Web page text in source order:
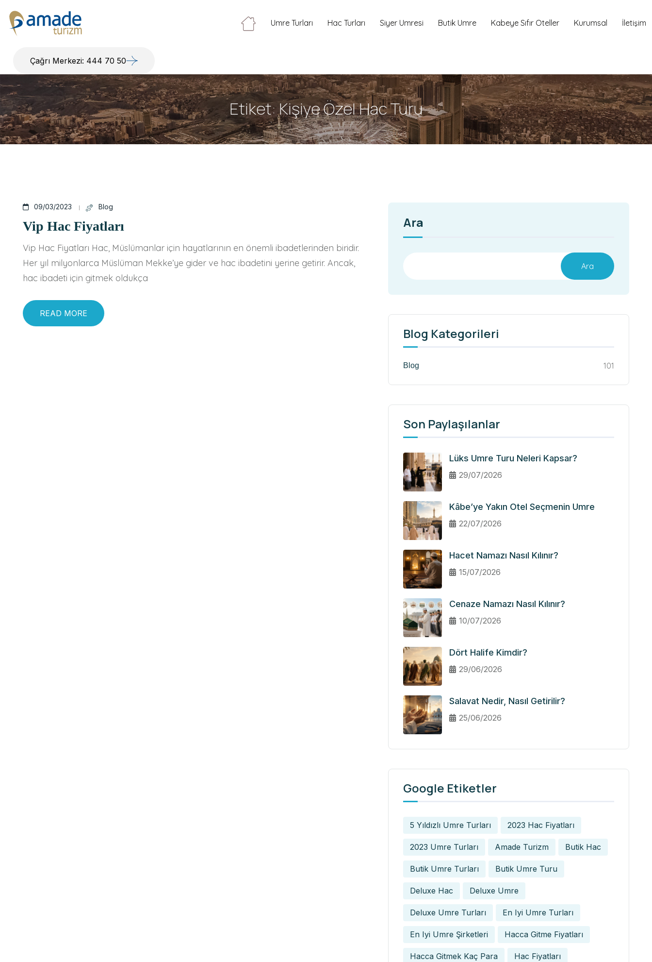
Umre Turları Hac Turları Siyer Umresi Butik Umre Kabeye Sıfır Oteller Kurumsal İletişim
Çağrı Merkezi: 444 70 50
Etiket:Kişiye Özel Hac Turu
09/03/2023 Blog
Vip Hac Fiyatları
Vip Hac Fiyatları Hac, Müslümanlar için hayatlarının en önemli ibadetlerinden biridir.
Her yıl milyonlarca Müslüman Mekke’ye gider ve hac ibadetini yerine getirir. Ancak,
hac ibadeti için gitmek oldukça
READ MORE
Ara
Ara
Blog Kategorileri
Blog 101
Son Paylaşılanlar
Lüks Umre Turu Neleri Kapsar?
29/07/2026
Kâbe’ye Yakın Otel Seçmenin Umre
22/07/2026
Hacet Namazı Nasıl Kılınır?
15/07/2026
Cenaze Namazı Nasıl Kılınır?
10/07/2026
Dört Halife Kimdir?
29/06/2026
Salavat Nedir, Nasıl Getirilir?
25/06/2026
Google Etiketler
5 Yıldızlı Umre Turları 2023 Hac Fiyatları
2023 Umre Turları Amade Turizm Butik Hac
Butik Umre Turları Butik Umre Turu
Deluxe Hac Deluxe Umre
Deluxe Umre Turları En Iyi Umre Turları
En Iyi Umre Şirketleri Hacca Gitme Fiyatları
Hacca Gitmek Kaç Para Hac Fiyatları